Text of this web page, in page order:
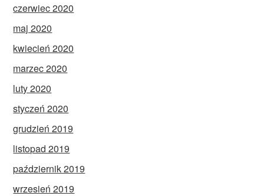
czerwiec 2020
maj 2020
kwiecień 2020
marzec 2020
luty 2020
styczeń 2020
grudzień 2019
listopad 2019
październik 2019
wrzesień 2019